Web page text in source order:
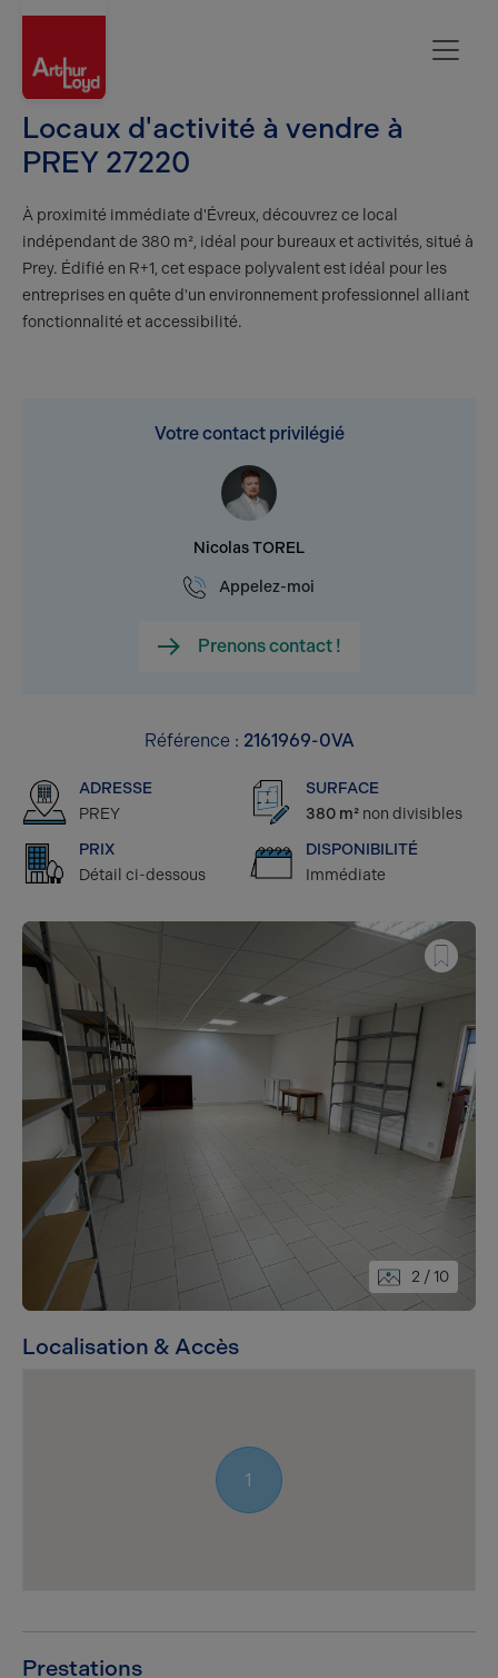
Locaux d'activité à vendre à
PREY 27220
À proximité immédiate d'Évreux, découvrez ce local
indépendant de 380 m², idéal pour bureaux et activités, situé à
Prey. Édifié en R+1, cet espace polyvalent est idéal pour les
entreprises en quête d'un environnement professionnel alliant
fonctionnalité et accessibilité.
Votre contact privilégié
Nicolas TOREL
Appelez-moi
Prenons contact !
Référence : 2161969-0VA
ADRESSE
PREY
SURFACE
380 m² non divisibles
PRIX
Détail ci-dessous
DISPONIBILITÉ
Immédiate
2 / 10
Localisation & Accès
1
Prestations